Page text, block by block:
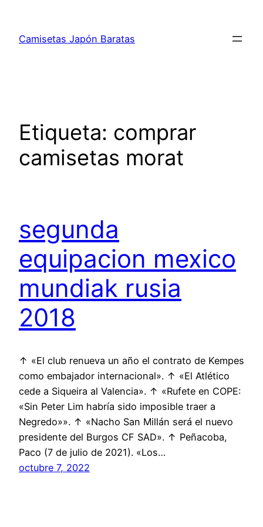
contenido
Camisetas Japón Baratas
Etiqueta: comprar
camisetas morat
segunda
equipacion mexico
mundiak rusia
2018
↑ «El club renueva un año el contrato de Kempes
como embajador internacional». ↑ «El Atlético
cede a Siqueira al Valencia». ↑ «Rufete en COPE:
«Sin Peter Lim habría sido imposible traer a
Negredo»». ↑ «Nacho San Millán será el nuevo
presidente del Burgos CF SAD». ↑ Peñacoba,
Paco (7 de julio de 2021). «Los…
octubre 7, 2022